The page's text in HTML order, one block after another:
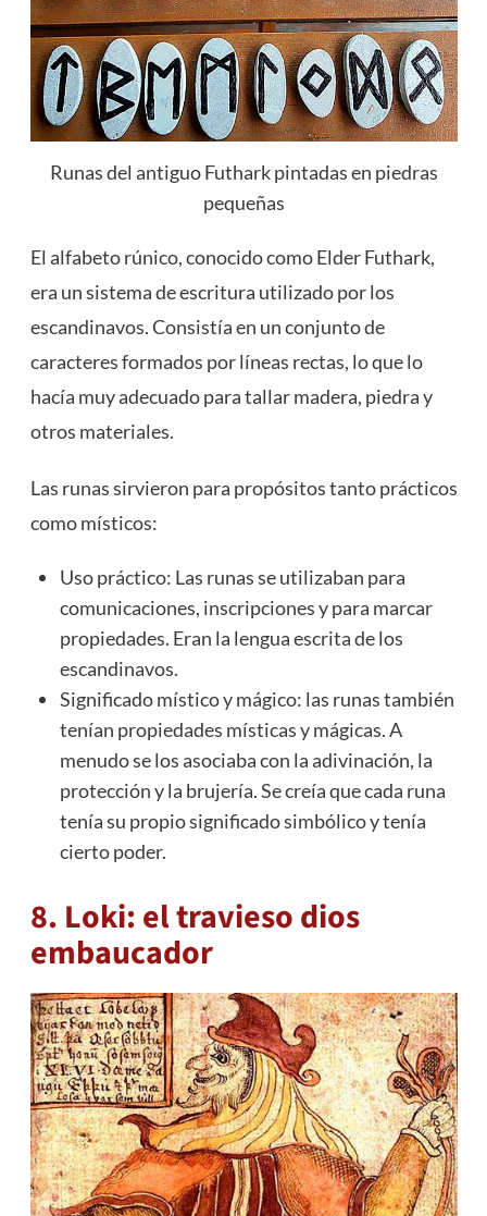
Runas del antiguo Futhark pintadas en piedras
pequeñas
El alfabeto rúnico, conocido como Elder Futhark,
era un sistema de escritura utilizado por los
escandinavos. Consistía en un conjunto de
caracteres formados por líneas rectas, lo que lo
hacía muy adecuado para tallar madera, piedra y
otros materiales.
Las runas sirvieron para propósitos tanto prácticos
como místicos:
Uso práctico: Las runas se utilizaban para
comunicaciones, inscripciones y para marcar
propiedades. Eran la lengua escrita de los
escandinavos.
Significado místico y mágico: las runas también
tenían propiedades místicas y mágicas. A
menudo se los asociaba con la adivinación, la
protección y la brujería. Se creía que cada runa
tenía su propio significado simbólico y tenía
cierto poder.
8. Loki: el travieso dios
embaucador